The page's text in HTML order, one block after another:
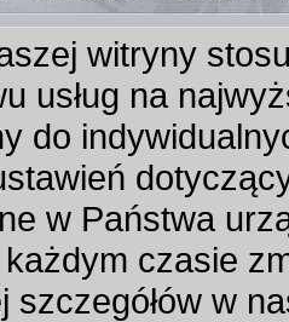
witryny
usług na
do
w Państwa
czasie
szczegółów w